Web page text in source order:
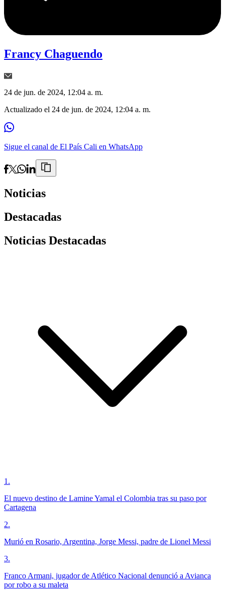
Francy Chaguendo
24 de jun. de 2024, 12:04 a. m.
Actualizado el 24 de jun. de 2024, 12:04 a. m.
Sigue el canal de El País Cali en WhatsApp
Noticias
Destacadas
Noticias Destacadas
1 .
El nuevo destino de Lamine Yamal el Colombia tras su paso por
Cartagena
2.
Murió en Rosario, Argentina, Jorge Messi, padre de Lionel Messi
3.
Franco Armani, jugador de Atlético Nacional denunció a Avianca
por robo a su maleta